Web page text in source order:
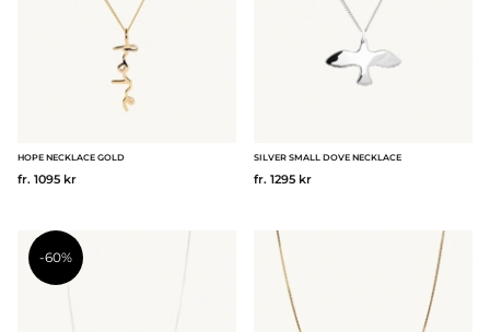
HOPE NECKLACE GOLD
fr. 1095 kr
SILVER SMALL DOVE NECKLACE
fr. 1295 kr
-60%